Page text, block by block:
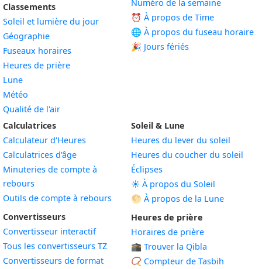
Classements
Soleil et lumière du jour
Géographie
Fuseaux horaires
Heures de prière
Lune
Météo
Qualité de l'air
Numéro de la semaine
⏰ À propos de Time
🌐 À propos du fuseau horaire
🎉 Jours fériés
Calculatrices
Calculateur d'Heures
Calculatrices d'âge
Minuteries de compte à
rebours
Outils de compte à rebours
Convertisseurs
Convertisseur interactif
Tous les convertisseurs TZ
Convertisseurs de format
Soleil & Lune
Heures du lever du soleil
Heures du coucher du soleil
Éclipses
☀️ À propos du Soleil
🌕 À propos de la Lune
Heures de prière
Horaires de prière
🕋 Trouver la Qibla
📿 Compteur de Tasbih